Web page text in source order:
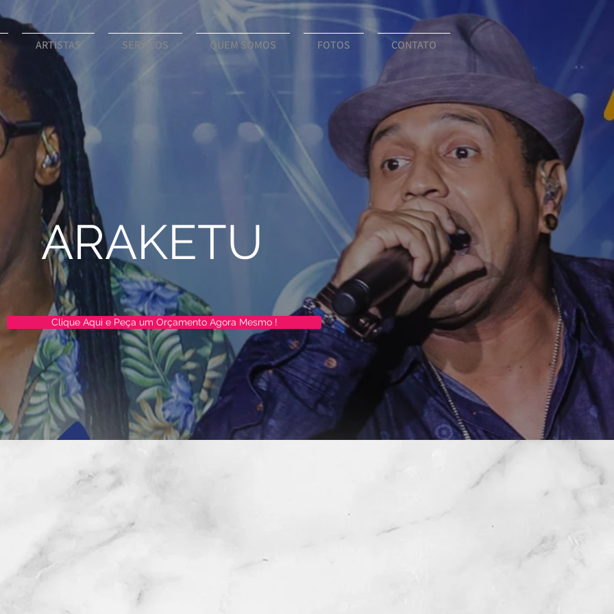
ARTISTAS SERVIÇOS QUEM SOMOS FOTOS CONTATO
ARAKETU
Clique Aqui e Peça um Orçamento Agora Mesmo !